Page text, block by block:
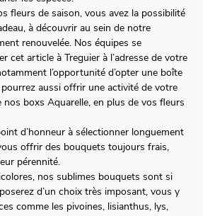
fleurs de saison, vous avez la possibilité
à découvrir au sein de notre
renouvelée. Nos équipes se
cet article à Treguier à l’adresse de votre
l’opportunité d’opter une boîte
aussi offrir une activité de votre
nos boxs Aquarelle, en plus de vos fleurs
d’honneur à sélectionner longuement
offrir des bouquets toujours frais,
pérennité.
nos sublimes bouquets sont si
d’un choix très imposant, vous y
comme les pivoines, lisianthus, lys,